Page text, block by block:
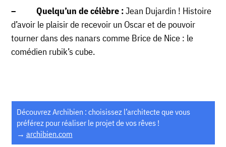
– Quelqu’un de célèbre :Jean Dujardin ! Histoire
d’avoir le plaisir de recevoir un Oscar et de pouvoir
tourner dans des nanars comme Brice de Nice : le
comédien rubik’s cube.
Découvrez Archibien : choisissez l’architecte que vous
préférez pour réaliser le projet de vos rêves !
→ archibien.com